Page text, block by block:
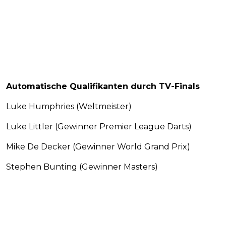
Automatische Qualifikanten durch TV-Finals
Luke Humphries (Weltmeister)
Luke Littler (Gewinner Premier League Darts)
Mike De Decker (Gewinner World Grand Prix)
Stephen Bunting (Gewinner Masters)